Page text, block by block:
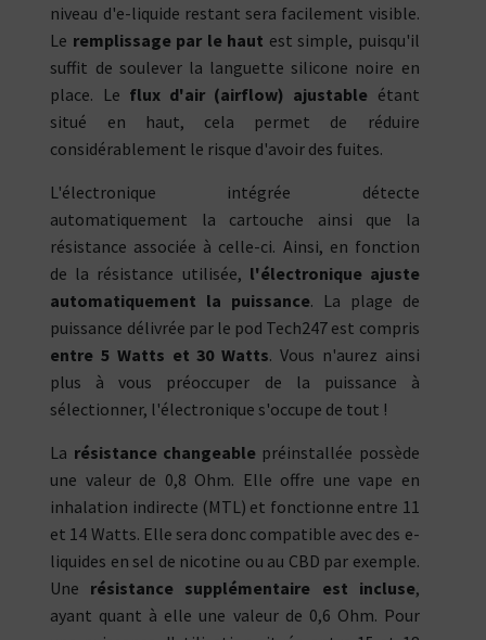
niveau d'e-liquide restant sera facilement visible.
Le remplissage par le haut est simple, puisqu'il
suffit de soulever la languette silicone noire en
place. Le flux d'air (airflow) ajustable étant
situé en haut, cela permet de réduire
considérablement le risque d'avoir des fuites.
L'électronique intégrée détecte
automatiquement la cartouche ainsi que la
résistance associée à celle-ci. Ainsi, en fonction
de la résistance utilisée, l'électronique ajuste
automatiquement la puissance. La plage de
puissance délivrée par le pod Tech247 est compris
entre 5 Watts et 30 Watts. Vous n'aurez ainsi
plus à vous préoccuper de la puissance à
sélectionner, l'électronique s'occupe de tout !
La résistance changeable préinstallée possède
une valeur de 0,8 Ohm. Elle offre une vape en
inhalation indirecte (MTL) et fonctionne entre 11
et 14 Watts. Elle sera donc compatible avec des e-
liquides en sel de nicotine ou au CBD par exemple.
Une résistance supplémentaire est incluse,
ayant quant à elle une valeur de 0,6 Ohm. Pour